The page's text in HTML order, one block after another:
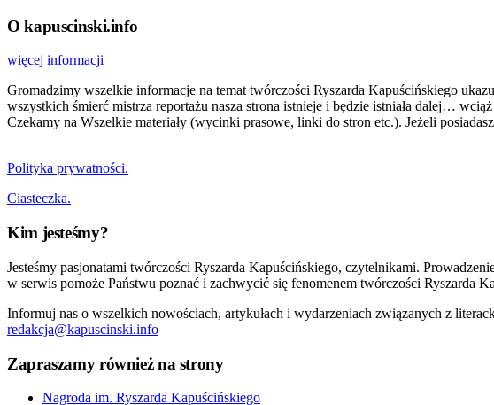
O kapuscinski.info
więcej informacji
Gromadzimy wszelkie informacje na temat twórczości Ryszarda Kapuścińskiego
wszystkich śmierć mistrza reportażu nasza strona istnieje i będzie istniała dalej…
Czekamy na Wszelkie materiały (wycinki prasowe, linki do stron etc.). Jeżeli
Polityka prywatności.
Ciasteczka.
Kim jesteśmy?
Jesteśmy pasjonatami twórczości Ryszarda Kapuścińskiego, czytelnikami.
w serwis pomoże Państwu poznać i zachwycić się fenomenem twórczości Ryszarda
Informuj nas o wszelkich nowościach, artykułach i wydarzeniach związanych z
redakcja@kapuscinski.info
Zapraszamy również na strony
Nagroda im. Ryszarda Kapuścińskiego